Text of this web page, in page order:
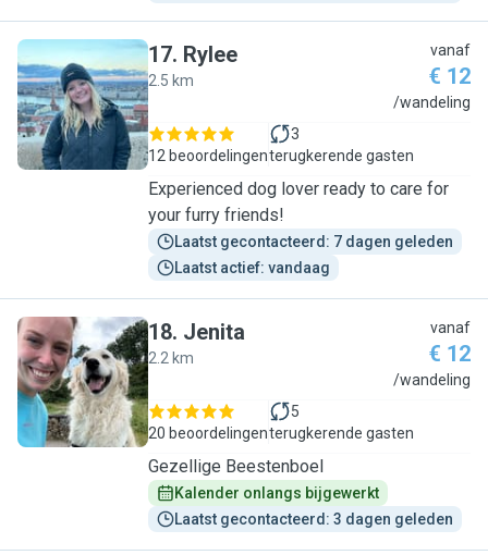
R
17. Rylee
2.5 km
vanaf
€ 12
/wandeling
12 beoordelingen
3
terugkerende gasten
Experienced dog lover ready to care for
your furry friends!
Laatst gecontacteerd: 7 dagen geleden
Laatst actief: vandaag
J
18. Jenita
2.2 km
vanaf
€ 12
/wandeling
20 beoordelingen
5
terugkerende gasten
Gezellige Beestenboel
Kalender onlangs bijgewerkt
Laatst gecontacteerd: 3 dagen geleden